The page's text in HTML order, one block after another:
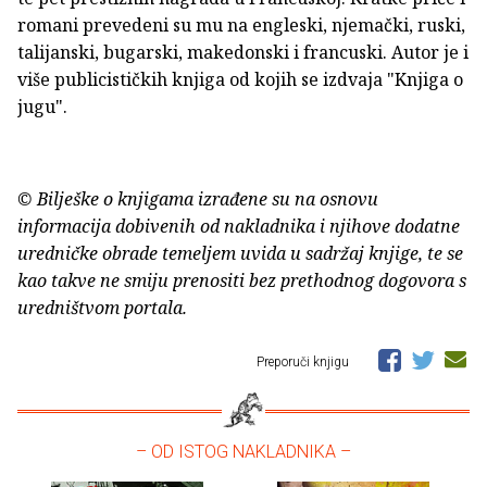
romani prevedeni su mu na engleski, njemački, ruski,
talijanski, bugarski, makedonski i francuski. Autor je i
više publicističkih knjiga od kojih se izdvaja "Knjiga o
jugu".
© Bilješke o knjigama izrađene su na osnovu
informacija dobivenih od nakladnika i njihove dodatne
uredničke obrade temeljem uvida u sadržaj knjige, te se
kao takve ne smiju prenositi bez prethodnog dogovora s
uredništvom portala.
Preporuči knjigu
– OD ISTOG NAKLADNIKA –